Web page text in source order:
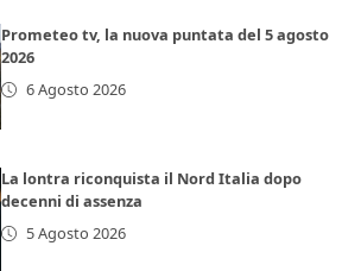
Prometeo tv, la nuova puntata del 5 agosto
2026
6 Agosto 2026
La lontra riconquista il Nord Italia dopo
decenni di assenza
5 Agosto 2026